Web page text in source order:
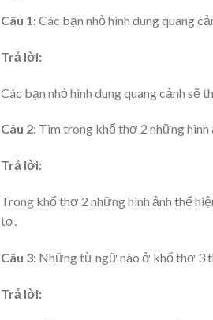
Câu 1:Các bạn nhỏ hình dung quang
Trả lời:
Các bạn nhỏ hình dung quang cảnh sẽ
Câu 2: Tìm trong khổ thơ 2 những hình
Trả lời:
Trong khổ thơ 2 những hình ảnh thể
tơ.
Câu 3: Những từ ngữ nào ở khổ thơ 3
Trả lời: